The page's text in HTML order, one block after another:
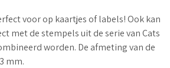
voor op kaartjes of labels! Ook kan
met de stempels uit de serie van Cats
worden. De afmeting van de
mm.